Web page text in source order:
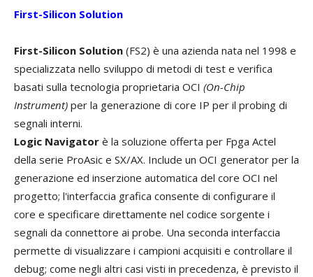
First-Silicon Solution
First-Silicon Solution (FS2) è una azienda nata nel 1998 e
specializzata nello sviluppo di metodi di test e verifica
basati sulla tecnologia proprietaria OCI (On-Chip
Instrument) per la generazione di core IP per il probing di
segnali interni.
Logic Navigator è la soluzione offerta per Fpga Actel
della serie ProAsic e SX/AX. Include un OCI generator per la
generazione ed inserzione automatica del core OCI nel
progetto; l'interfaccia grafica consente di configurare il
core e specificare direttamente nel codice sorgente i
segnali da connettore ai probe. Una seconda interfaccia
permette di visualizzare i campioni acquisiti e controllare il
debug; come negli altri casi visti in precedenza, è previsto il